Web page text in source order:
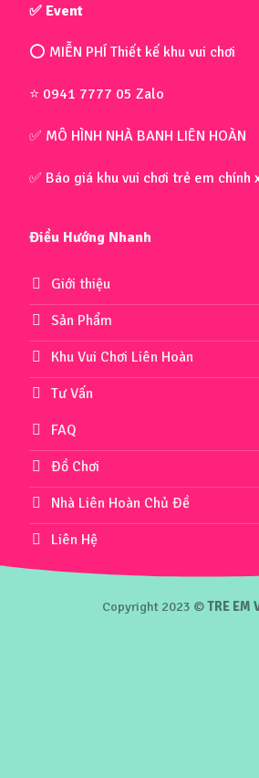
✅ Event
⭕ MIỄN PHÍ Thiết kế khu vui chơi
⭐ 0941 7777 05 Zalo
✅ MÔ HÌNH NHÀ BANH LIÊN HOÀN
✅ Báo giá khu vui chơi trẻ em chính
Điều Hướng Nhanh
Giới thiệu
Sản Phẩm
Khu Vui Chơi Liên Hoàn
Tư Vấn
FAQ
Đồ Chơi
Nhà Liên Hoàn Chủ Đề
Liên Hệ
Copyright 2023 ©TRE EM